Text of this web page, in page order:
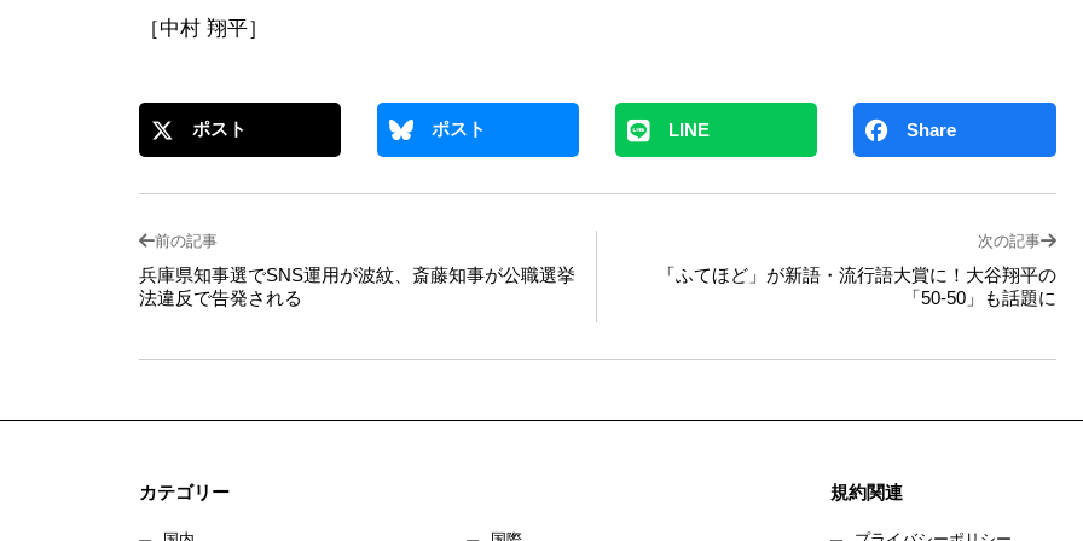
［中村 翔平］
ポスト ポスト LINE Share
前の記事
兵庫県知事選でSNS運用が波紋、斎藤知事が公職選挙
法違反で告発される
次の記事
「ふてほど」が新語・流行語大賞に！大谷翔平の
「50-50」も話題に
カテゴリー 規約関連